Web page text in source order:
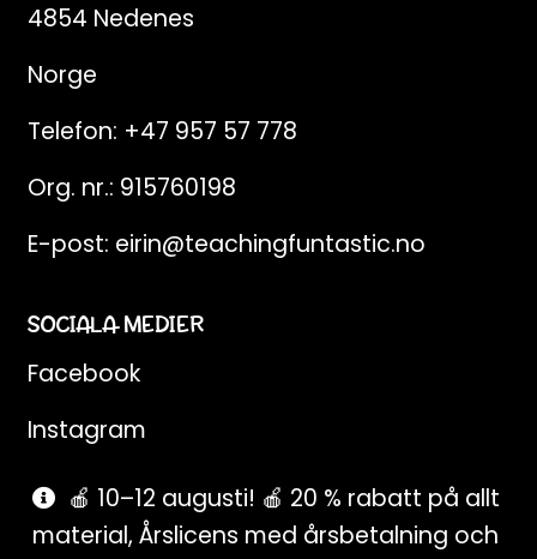
4854 Nedenes
Norge
Telefon: +47 957 57 778
Org. nr.: 915760198
E-post: eirin@teachingfuntastic.no
SOCIALA MEDIER
Facebook
Instagram
Pinterest
SnapChat
🍎 10–12 augusti! 🍎 20 % rabatt på allt
material, Årslicens med årsbetalning och